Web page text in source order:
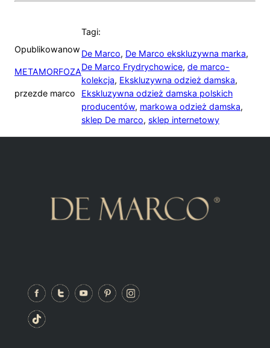
Opublikowanow
METAMORFOZA
przezde marco
Tagi:
De Marco, De Marco ekskluzywna marka,
De Marco Frydrychowice, de marco-
kolekcja, Ekskluzywna odzież damska,
Ekskluzywna odzież damska polskich
producentów, markowa odzież damska,
sklep De marco, sklep internetowy